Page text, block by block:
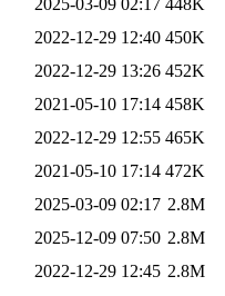
2022-12-29 12:40 450K
2022-12-29 13:26 452K
2021-05-10 17:14 458K
2022-12-29 12:55 465K
2021-05-10 17:14 472K
2025-03-09 02:17 2.8M
2025-12-09 07:50 2.8M
2022-12-29 12:45 2.8M